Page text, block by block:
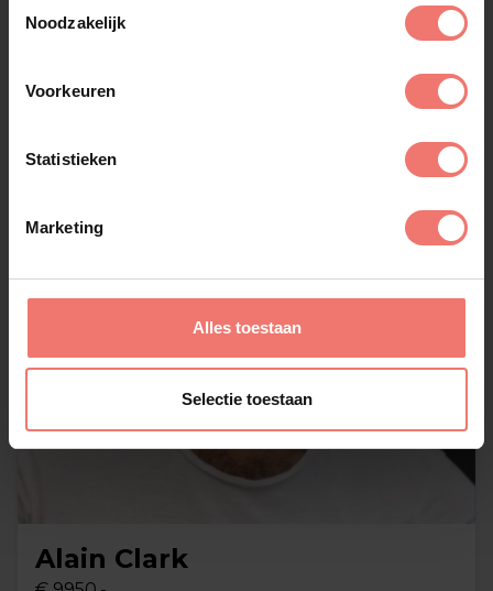
Noodzakelijk
Voorkeuren
Statistieken
Marketing
Alles toestaan
Selectie toestaan
Alain Clark